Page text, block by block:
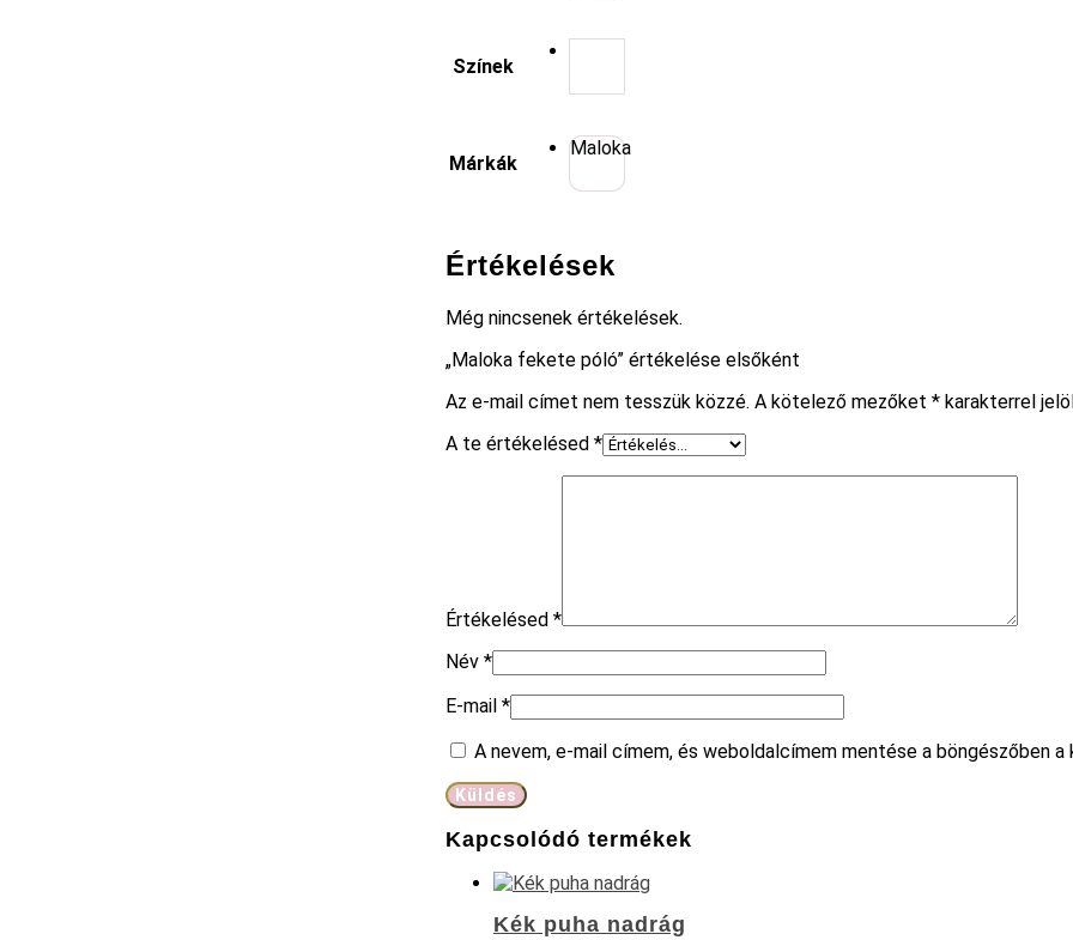
Színek
Márkák
Maloka
Értékelések
Még nincsenek értékelések.
„Maloka fekete póló” értékelése elsőként
Az e-mail címet nem tesszük közzé. A kötelező mezőket * karakterrel
A te értékelésed *
Értékelésed *
Név *
E-mail *
A nevem, e-mail címem, és weboldalcímem mentése a böngészőben
Kapcsolódó termékek
Kék puha nadrág